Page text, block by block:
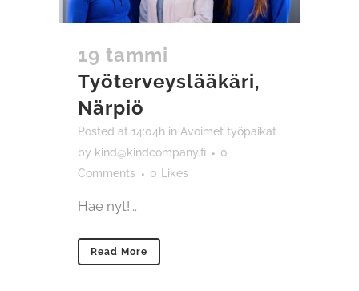
19 tammi
Työterveyslääkäri,
Närpiö
Posted at 14:04h in Avoimet työpaikat
by kind@kindcompany.fi
0
Comments
0 Likes
Hae nyt!...
Read More